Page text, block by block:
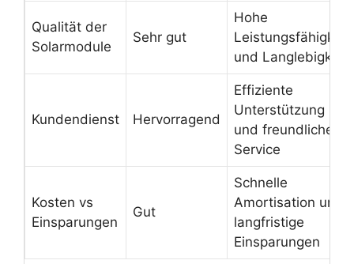
Qualität der
Solarmodule
Sehr gut
Hohe
Leistungsfähigkeit
und Langlebigkeit
Kundendienst Hervorragend
Effiziente
Unterstützung
und freundlicher
Service
Kosten vs
Einsparungen
Gut
Schnelle
Amortisation und
langfristige
Einsparungen